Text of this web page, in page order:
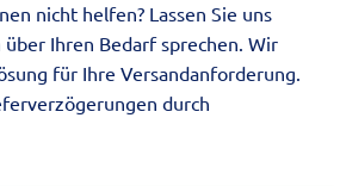
nicht helfen? Lassen Sie uns
Ihren Bedarf sprechen. Wir
für Ihre Versandanforderung.
durch